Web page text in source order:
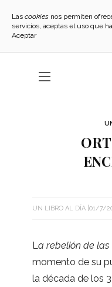
UN LIBRO AL DÍA 01/7/
La rebe­lión de las
momento de su
la década de los
Las cookies nos permiten
servicios, aceptas el uso que
Aceptar